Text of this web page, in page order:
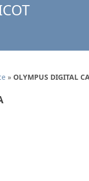
» OLYMPUS DIGITAL